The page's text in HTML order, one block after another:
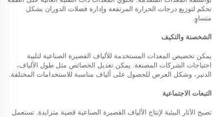
تحكم لتوزيع درجات الحرارة المرتفعة وإدارة فضلات الدوران بشكل
متساوٍ.
الشخصنة والتكيف
يمكن تخصيص المعدات المستخدمة للألياف القصيرة الصناعية لتلبية
احتياجات الشركات المصنعة. يمكن تعديل الخصائص مثل طول الألياف،
الدنير، وشكل العرض للحصول على ألياف مناسبة للاستخدامات المختلفة.
التبعات الاجتماعية
تصبح الآثار البيئية لإنتاج الألياف القصيرة الصناعية قضية متزايدة. تستعمل